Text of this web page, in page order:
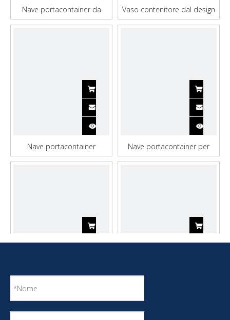
Nave portacontainer da
trasporto personalizzata da
Vaso contenitore dal design
moderno con coperchio in
Nave portacontainer
personalizzata del cantiere
Nave portacontainer per
trasporto marino ultra